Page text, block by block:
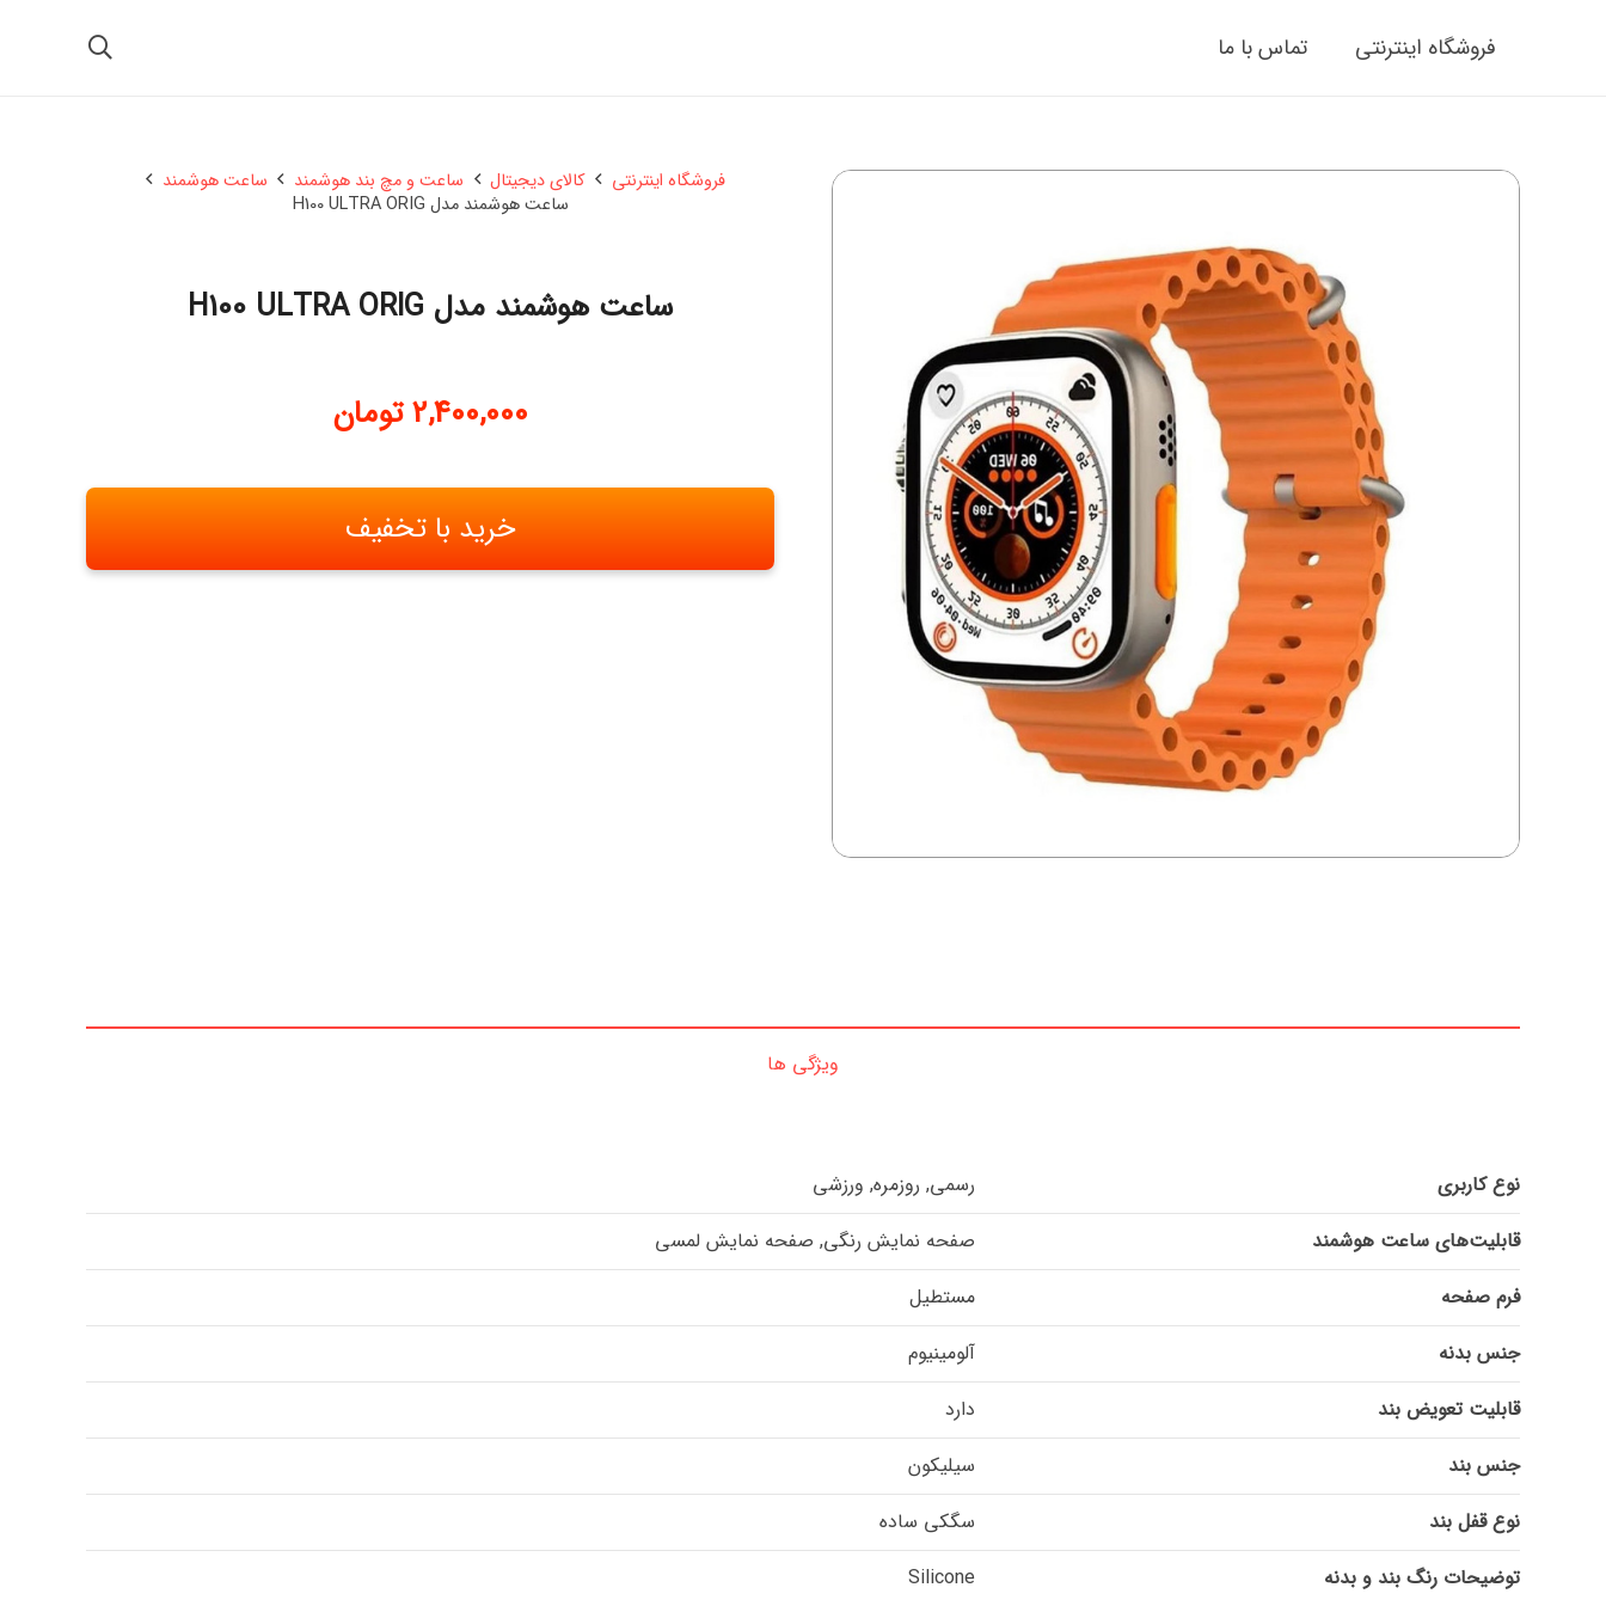
فروشگاه اینترنتی تماس با ما
فروشگاه اینترنتی کالای دیجیتال ساعت و مچ بند هوشمند
ساعت هوشمند
ساعت هوشمند مدل H100 ULTRA ORIG
ساعت هوشمند مدل H100 ULTRA ORIG
2,400,000 تومان
خرید با تخفیف
ویژگی ها
نوع کاربری
رسمی, روزمره, ورزشی
قابلیت‌های ساعت هوشمند
صفحه نمایش رنگی, صفحه نمایش لمسی
فرم صفحه
مستطیل
جنس بدنه
آلومینیوم
قابلیت تعویض بند
دارد
جنس بند
سیلیکون
نوع قفل بند
سگکی ساده
توضیحات رنگ بند و بدنه
Silicone